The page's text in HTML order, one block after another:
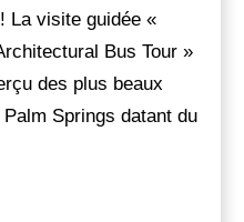
La visite guidée «
Bus Tour »
des plus beaux
Springs datant du